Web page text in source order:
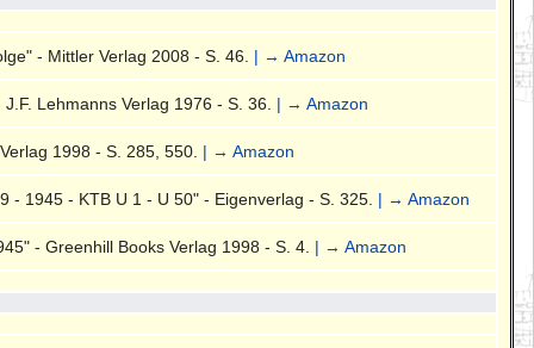
- Mittler Verlag 2008 - S. 46. | → Amazon
Lehmanns Verlag 1976 - S. 36. | → Amazon
1998 - S. 285, 550. | → Amazon
- 1945 - KTB U 1 - U 50" - Eigenverlag - S. 325. | → Amazon
- Greenhill Books Verlag 1998 - S. 4. | → Amazon